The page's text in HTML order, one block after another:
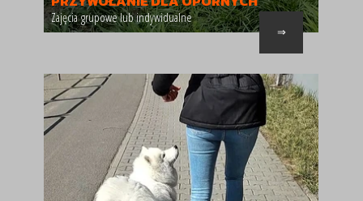
⇒
Zajęcia grupowe lub indywidualne